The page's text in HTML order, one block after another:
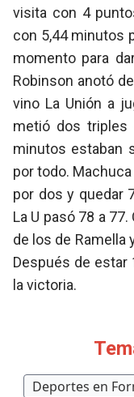
visita con 4
con 5,44 minutos
momento para
Robinson anotó
vino La Unión a
metió dos triples
minutos estaban
por todo.
por dos y quedar
La U pasó 78 a
de los de Ramella
Después de estar
la victoria.
Deportes en